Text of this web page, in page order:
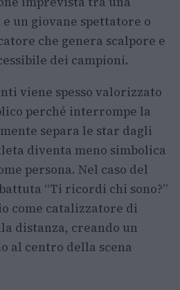
un giovane spettatore o
che genera scalpore e
dei campioni.
viene spesso valorizzato
perché interrompe la
separa le star dagli
diventa meno simbolica
persona. Nel caso del
“Ti ricordi chi sono?”
come catalizzatore di
distanza, creando un
al centro della scena